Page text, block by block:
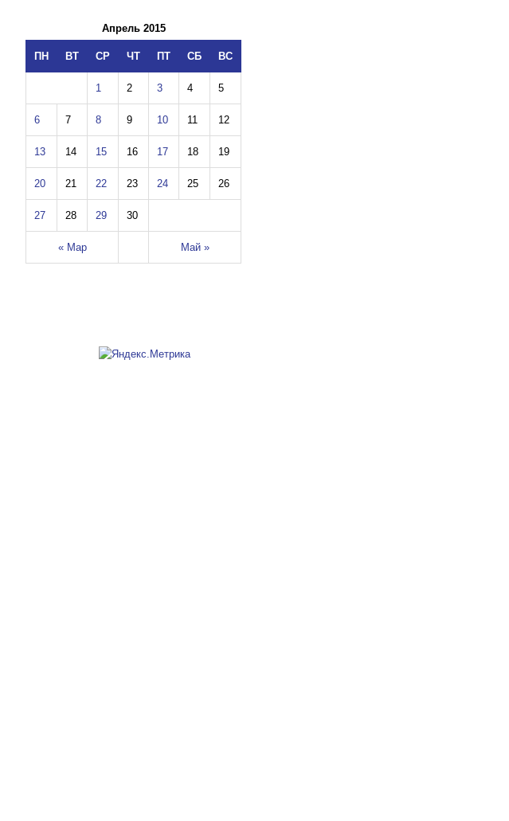
Апрель 2015
ПН ВТ СР ЧТ ПТ СБ ВС
« Мар Май »
1 2 3 4 5
6 7 8 9 10 11 12
13 14 15 16 17 18 19
20 21 22 23 24 25 26
27 28 29 30